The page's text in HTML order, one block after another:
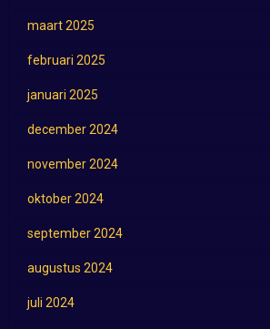
maart 2025
februari 2025
januari 2025
december 2024
november 2024
oktober 2024
september 2024
augustus 2024
juli 2024